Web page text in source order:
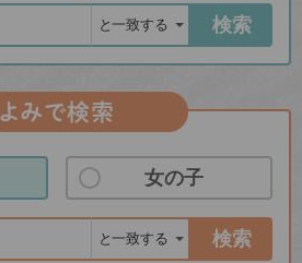
検索
よみで検索
女の子
検索